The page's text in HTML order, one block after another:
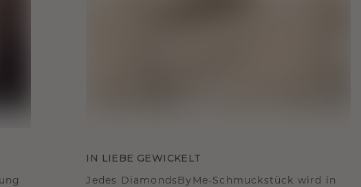
IN LIEBE GEWICKELT
Jedes DiamondsByMe-Schmuckstück wird in